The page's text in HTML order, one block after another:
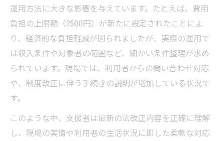
運用方法に大きな影響を与えています。たとえば、費用
負担の上限額（2500円）が新たに設定されたことによ
り、経済的な負担軽減が図られましたが、実際の運用で
は収入条件や対象者の範囲など、細かい条件整理が求め
られています。現場では、利用者からの問い合わせ対応
や、制度改正に伴う手続きの説明が増加している状況で
す。
このような中、支援者は最新の法改正内容を正確に理解
し、現場の実情や利用者の生活状況に即した柔軟な対応